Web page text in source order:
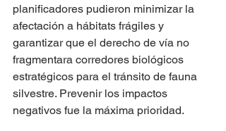
planificadores pudieron minimizar la
afectación a hábitats frágiles y
garantizar que el derecho de vía no
fragmentara corredores biológicos
estratégicos para el tránsito de fauna
silvestre. Prevenir los impactos
negativos fue la máxima prioridad.